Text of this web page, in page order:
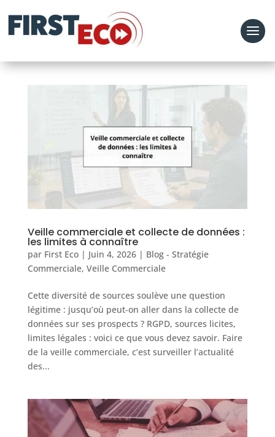
Veille commerciale et collecte de données :
les limites à connaître
par First Eco| Juin 4, 2026| Blog - Stratégie
Commerciale, Veille Commerciale
Cette diversité de sources soulève une question
légitime : jusqu’où peut-on aller dans la collecte de
données sur ses prospects ? RGPD, sources licites,
limites légales : voici ce que vous devez savoir. Faire
de la veille commerciale, c’est surveiller l’actualité
des...